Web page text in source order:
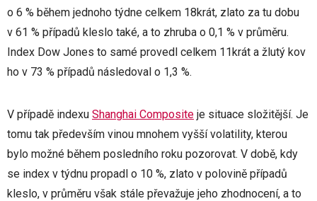
o 6 % během jednoho týdne celkem 18krát, zlato za tu dobu
v 61 % případů kleslo také, a to zhruba o 0,1 % v průměru.
Index Dow Jones to samé provedl celkem 11krát a žlutý kov
ho v 73 % případů následoval o 1,3 %.
V případě indexu Shanghai Composite je situace složitější. Je
tomu tak především vinou mnohem vyšší volatility, kterou
bylo možné během posledního roku pozorovat. V době, kdy
se index v týdnu propadl o 10 %, zlato v polovině případů
kleslo, v průměru však stále převažuje jeho zhodnocení, a to